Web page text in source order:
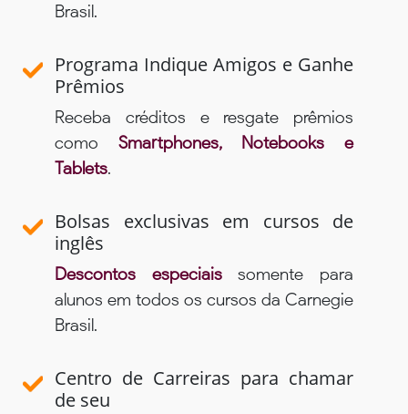
Brasil.
Programa Indique Amigos e Ganhe
Prêmios
Receba créditos e resgate prêmios
como Smartphones, Notebooks e
Tablets.
Bolsas exclusivas em cursos de
inglês
Descontos especiaissomente para
alunos em todos os cursos da Carnegie
Brasil.
Centro de Carreiras para chamar
de seu